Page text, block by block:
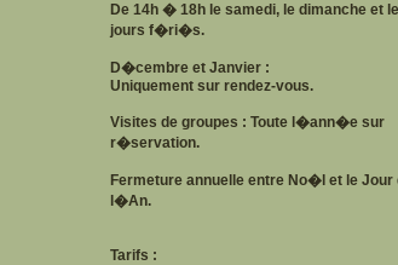
De 14h � 18h le samedi, le dimanche et
jours f�ri�s.
D�cembre et Janvier :
Uniquement sur rendez-vous.
Visites de groupes : Toute l�ann�e sur
r�servation.
Fermeture annuelle entre No�l et le Jour
l�An.
Tarifs :